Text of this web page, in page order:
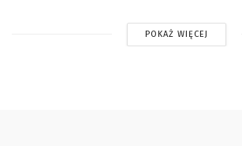
POKAŻ WIĘCEJ